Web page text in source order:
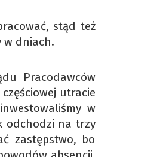
stąd też
w dniach.
Pracodawców
utracie
w
odchodzi na trzy
zastępstwo, bo